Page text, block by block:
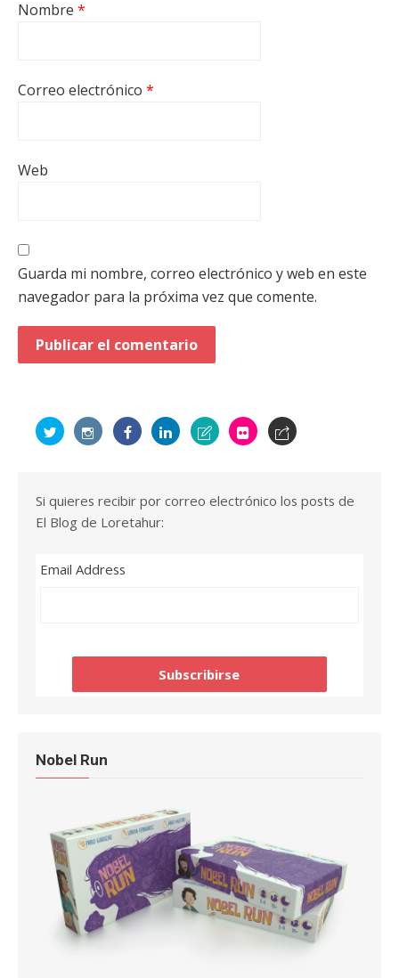
Nombre *
Correo electrónico *
Web
Guarda mi nombre, correo electrónico y web en este
navegador para la próxima vez que comente.
Si quieres recibir por correo electrónico los posts de
El Blog de Loretahur:
Email Address
Nobel Run